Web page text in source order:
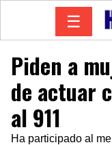
☰
Piden a
de actuar
al 911
Ha participado al